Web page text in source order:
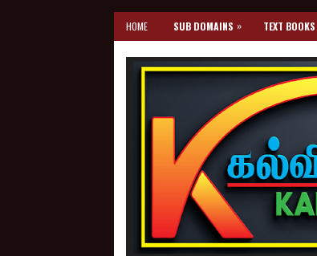
HOME SUB DOMAINS » TEXT BOOKS